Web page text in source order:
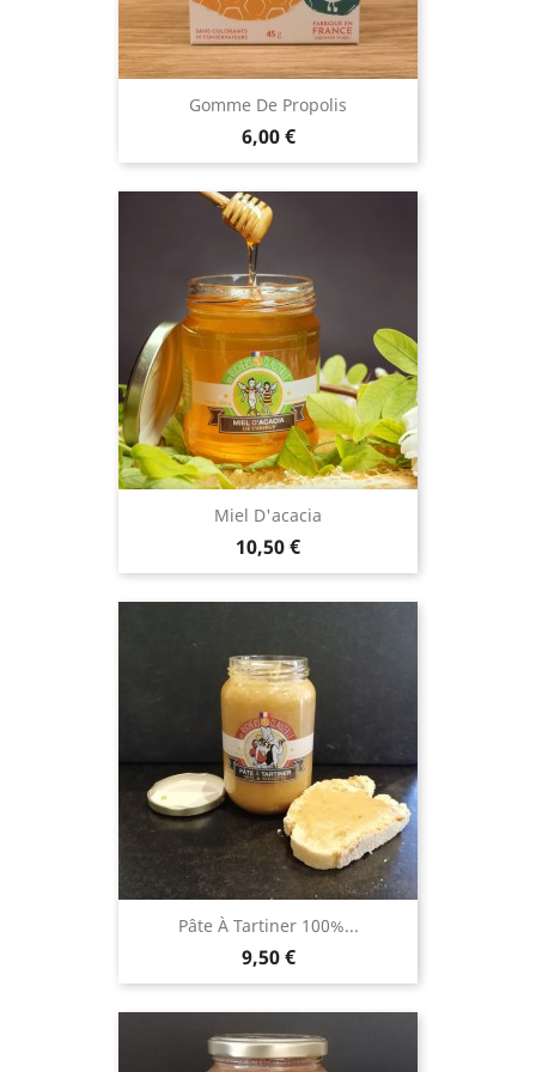
Gomme De Propolis
Prix
6,00 €
Miel D'acacia
Prix
10,50 €
Pâte À Tartiner 100%...
Prix
9,50 €